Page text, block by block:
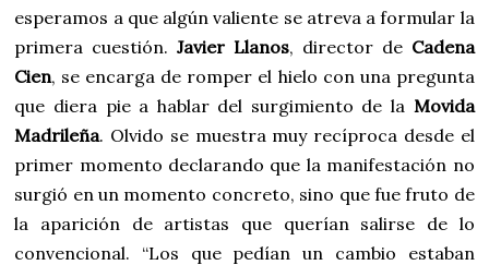
esperamos a que algún valiente se atreva a formular la
primera cuestión. Javier Llanos, director de Cadena
Cien, se encarga de romper el hielo con una pregunta
que diera pie a hablar del surgimiento de la Movida
Madrileña. Olvido se muestra muy recíproca desde el
primer momento declarando que la manifestación no
surgió en un momento concreto, sino que fue fruto de
la aparición de artistas que querían salirse de lo
convencional. “Los que pedían un cambio estaban